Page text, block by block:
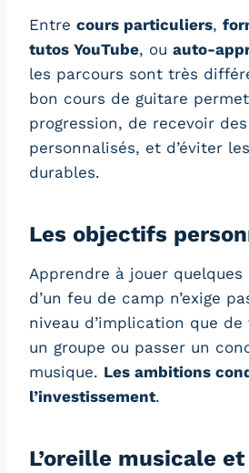
Entre cours particuliers,
tutos YouTube, ou auto-
les parcours sont très
bon cours de guitare
progression, de recevoir
personnalisés, et d’éviter
durables.
Les objectifs
Apprendre à jouer
d’un feu de camp n’exige
niveau d’implication que
un groupe ou passer un
musique. Les ambitions
l’investissement.
L’oreille musicale